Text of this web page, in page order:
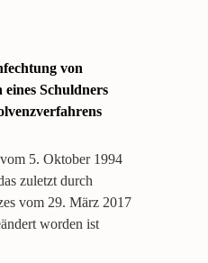
von
Schuldners
5. Oktober 1994
zuletzt durch
vom 29. März 2017
worden ist